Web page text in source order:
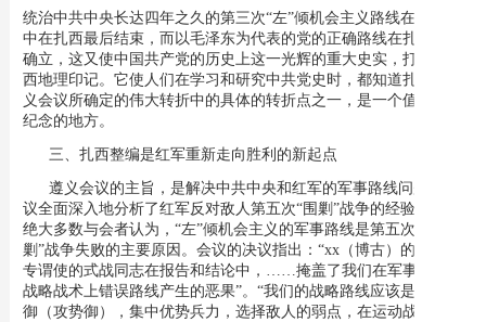
统治中共中央长达四年之久的第三次“左”倾机会主义路线在长征途
中在扎西最后结束，而以毛泽东为代表的党的正确路线在扎西开始
确立，这又使中国共产党的历史上这一光辉的重大史实，打上了扎
西地理印记。它使人们在学习和研究中共党史时，都知道扎西是遵
义会议所确定的伟大转折中的具体的转折点之一，是一个值得永久
纪念的地方。
三、扎西整编是红军重新走向胜利的新起点
遵义会议的主旨，是解决中共中央和红军的军事路线问题。会
议全面深入地分析了红军反对敌人第五次“围剿”战争的经验教训，
绝大多数与会者认为，“左”倾机会主义的军事路线是第五次反“围
剿”战争失败的主要原因。会议的决议指出：“xx（博古）的防去围
专谓使的式战同志在报告和结论中，……掩盖了我们在军事领导上
战略战术上错误路线产生的恶果”。“我们的战略路线应该是决战防
御（攻势御），集中优势兵力，选择敌人的弱点，在运动战中，有